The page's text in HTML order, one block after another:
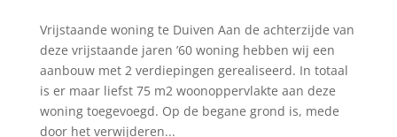
Vrijstaande woning te Duiven Aan de achterzijde van
deze vrijstaande jaren ’60 woning hebben wij een
aanbouw met 2 verdiepingen gerealiseerd. In totaal
is er maar liefst 75 m2 woonoppervlakte aan deze
woning toegevoegd. Op de begane grond is, mede
door het verwijderen...